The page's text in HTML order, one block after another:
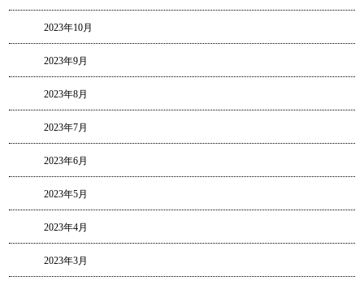
2023年10月
2023年9月
2023年8月
2023年7月
2023年6月
2023年5月
2023年4月
2023年3月